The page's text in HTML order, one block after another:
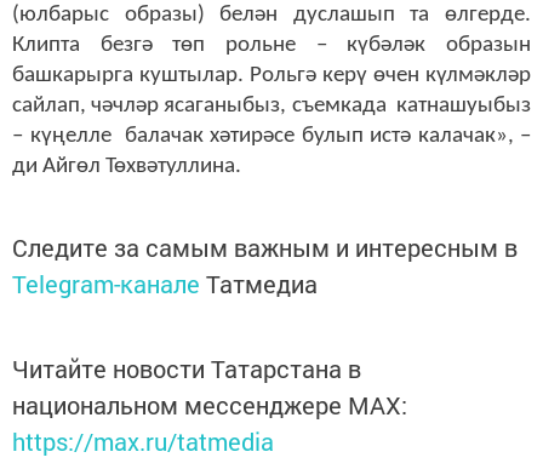
(юлбарыс образы) белән дуслашып та өлгерде.
Клипта безгә төп рольне – күбәләк образын
башкарырга куштылар. Рольгә керү өчен күлмәкләр
сайлап, чәчләр ясаганыбыз, съемкада катнашуыбыз
– күңелле балачак хәтирәсе булып истә калачак», –
ди Айгөл Төхвәтуллина.
Следите за самым важным и интересным в
Telegram-канале Татмедиа
Читайте новости Татарстана в
национальном мессенджере MАХ:
https://max.ru/tatmedia